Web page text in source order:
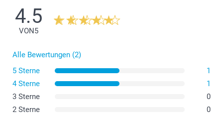
4.5
VON5
Alle Bewertungen (2)
5 Sterne
1
4 Sterne
1
3 Sterne
0
2 Sterne
0